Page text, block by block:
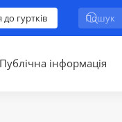
гуртків
Публічна інформація